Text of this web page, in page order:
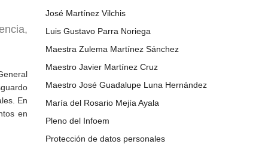
En
en
José Martínez Vilchis
Luis Gustavo Parra Noriega
Maestra Zulema Martínez Sánchez
Maestro Javier Martínez Cruz
Maestro José Guadalupe Luna Hernández
María del Rosario Mejía Ayala
Pleno del Infoem
Protección de datos personales